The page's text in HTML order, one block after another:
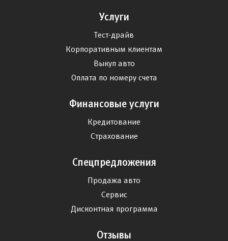
Услуги
Тест-драйв
Корпоративным клиентам
Выкуп авто
Оплата по номеру счета
Финансовые услуги
Кредитование
Страхование
Спецпредложения
Продажа авто
Сервис
Дисконтная программа
Отзывы